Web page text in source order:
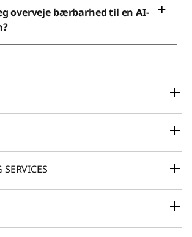
overveje bærbarhed til en AI-